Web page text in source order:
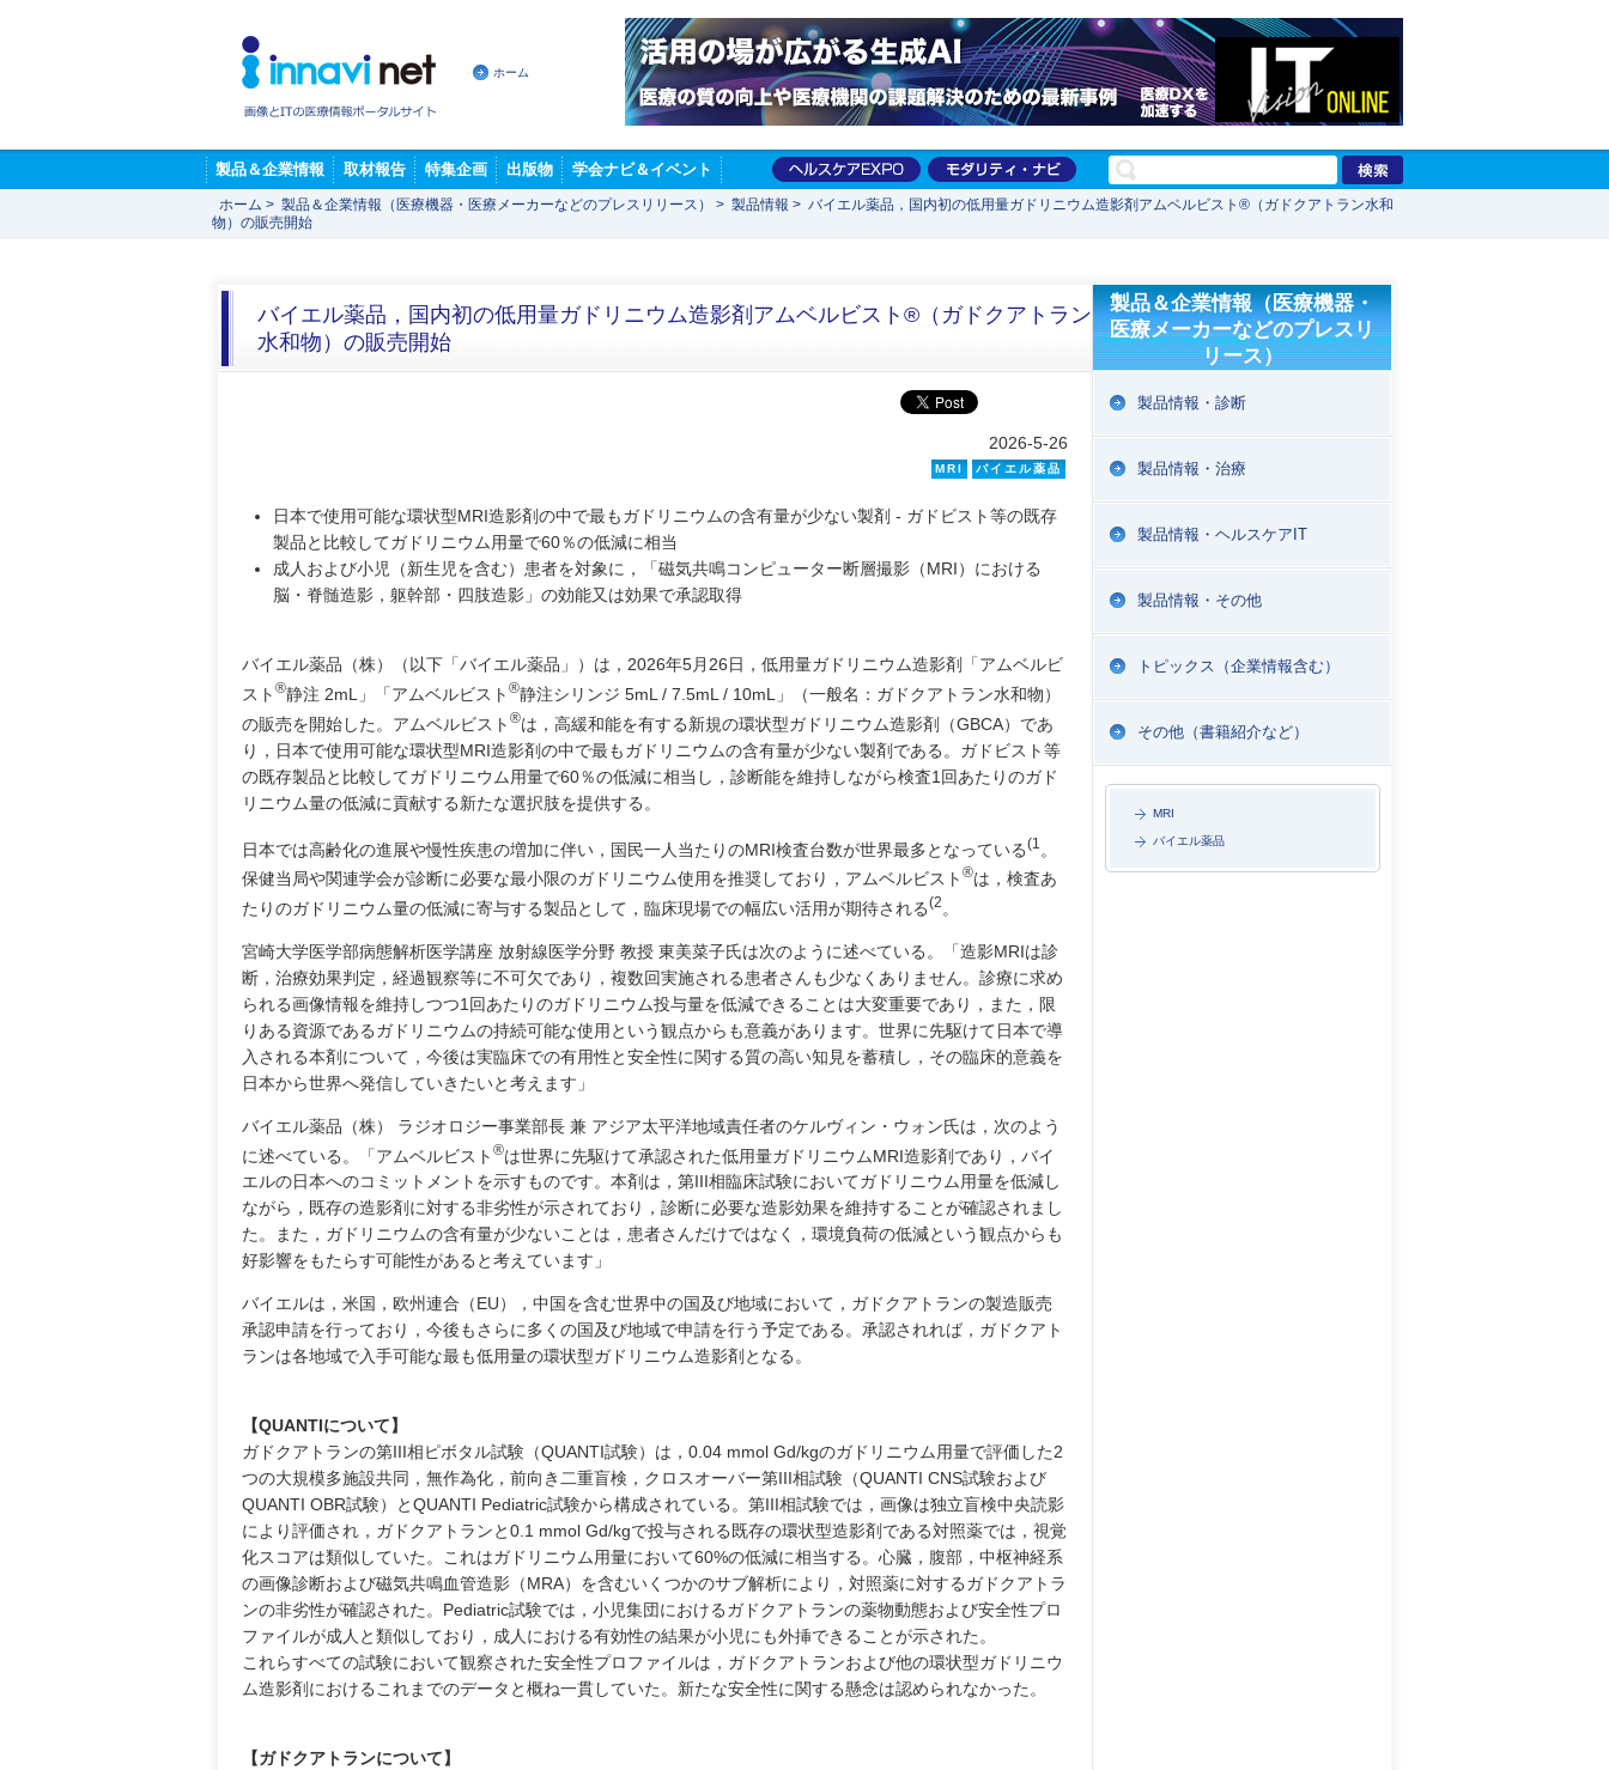
ホーム
製品＆企業情報 取材報告 特集企画 出版物 学会ナビ＆イベント
ホーム > 製品＆企業情報（医療機器・医療メーカーなどのプレスリリース） > 製品情報 > バイエル薬品，国内初の低用量ガドリニウム造影剤アムベルビスト®（ガドクアトラン水和
物）の販売開始
バイエル薬品，国内初の低用量ガドリニウム造影剤アムベルビスト®（ガドクアトラン
水和物）の販売開始
2026-5-26
MRI バイエル薬品
日本で使用可能な環状型MRI造影剤の中で最もガドリニウムの含有量が少ない製剤 - ガドビスト等の既存
製品と比較してガドリニウム用量で60％の低減に相当
成人および小児（新生児を含む）患者を対象に，「磁気共鳴コンピューター断層撮影（MRI）における
脳・脊髄造影，躯幹部・四肢造影」の効能又は効果で承認取得
バイエル薬品（株）（以下「バイエル薬品」）は，2026年5月26日，低用量ガドリニウム造影剤「アムベルビ
スト ®静注 2mL」「アムベルビスト ®静注シリンジ 5mL / 7.5mL / 10mL」（一般名：ガドクアトラン水和物）
の販売を開始した。アムベルビスト ®は，高緩和能を有する新規の環状型ガドリニウム造影剤（GBCA）であ
り，日本で使用可能な環状型MRI造影剤の中で最もガドリニウムの含有量が少ない製剤である。ガドビスト等
の既存製品と比較してガドリニウム用量で60％の低減に相当し，診断能を維持しながら検査1回あたりのガド
リニウム量の低減に貢献する新たな選択肢を提供する。
日本では高齢化の進展や慢性疾患の増加に伴い，国民一人当たりのMRI検査台数が世界最多となっている(1 。
保健当局や関連学会が診断に必要な最小限のガドリニウム使用を推奨しており，アムベルビスト ®は，検査あ
たりのガドリニウム量の低減に寄与する製品として，臨床現場での幅広い活用が期待される(2 。
宮崎大学医学部病態解析医学講座 放射線医学分野 教授 東美菜子氏は次のように述べている。「造影MRIは診
断，治療効果判定，経過観察等に不可欠であり，複数回実施される患者さんも少なくありません。診療に求め
られる画像情報を維持しつつ1回あたりのガドリニウム投与量を低減できることは大変重要であり，また，限
りある資源であるガドリニウムの持続可能な使用という観点からも意義があります。世界に先駆けて日本で導
入される本剤について，今後は実臨床での有用性と安全性に関する質の高い知見を蓄積し，その臨床的意義を
日本から世界へ発信していきたいと考えます」
バイエル薬品（株） ラジオロジー事業部長 兼 アジア太平洋地域責任者のケルヴィン・ウォン氏は，次のよう
に述べている。「アムベルビスト ®は世界に先駆けて承認された低用量ガドリニウムMRI造影剤であり，バイ
エルの日本へのコミットメントを示すものです。本剤は，第III相臨床試験においてガドリニウム用量を低減し
ながら，既存の造影剤に対する非劣性が示されており，診断に必要な造影効果を維持することが確認されまし
た。また，ガドリニウムの含有量が少ないことは，患者さんだけではなく，環境負荷の低減という観点からも
好影響をもたらす可能性があると考えています」
バイエルは，米国，欧州連合（EU），中国を含む世界中の国及び地域において，ガドクアトランの製造販売
承認申請を行っており，今後もさらに多くの国及び地域で申請を行う予定である。承認されれば，ガドクアト
ランは各地域で入手可能な最も低用量の環状型ガドリニウム造影剤となる。
【QUANTIについて】
ガドクアトランの第III相ピボタル試験（QUANTI試験）は，0.04 mmol Gd/kgのガドリニウム用量で評価した2
つの大規模多施設共同，無作為化，前向き二重盲検，クロスオーバー第III相試験（QUANTI CNS試験および
QUANTI OBR試験）とQUANTI Pediatric試験から構成されている。第III相試験では，画像は独立盲検中央読影
により評価され，ガドクアトランと0.1 mmol Gd/kgで投与される既存の環状型造影剤である対照薬では，視覚
化スコアは類似していた。これはガドリニウム用量において60%の低減に相当する。心臓，腹部，中枢神経系
の画像診断および磁気共鳴血管造影（MRA）を含むいくつかのサブ解析により，対照薬に対するガドクアトラ
ンの非劣性が確認された。Pediatric試験では，小児集団におけるガドクアトランの薬物動態および安全性プロ
ファイルが成人と類似しており，成人における有効性の結果が小児にも外挿できることが示された。
これらすべての試験において観察された安全性プロファイルは，ガドクアトランおよび他の環状型ガドリニウ
ム造影剤におけるこれまでのデータと概ね一貫していた。新たな安全性に関する懸念は認められなかった。
【ガドクアトランについて】
製品＆企業情報（医療機器・
医療メーカーなどのプレスリ
リース）
製品情報・診断
製品情報・治療
製品情報・ヘルスケアIT
製品情報・その他
トピックス（企業情報含む）
その他（書籍紹介など）
MRI
バイエル薬品